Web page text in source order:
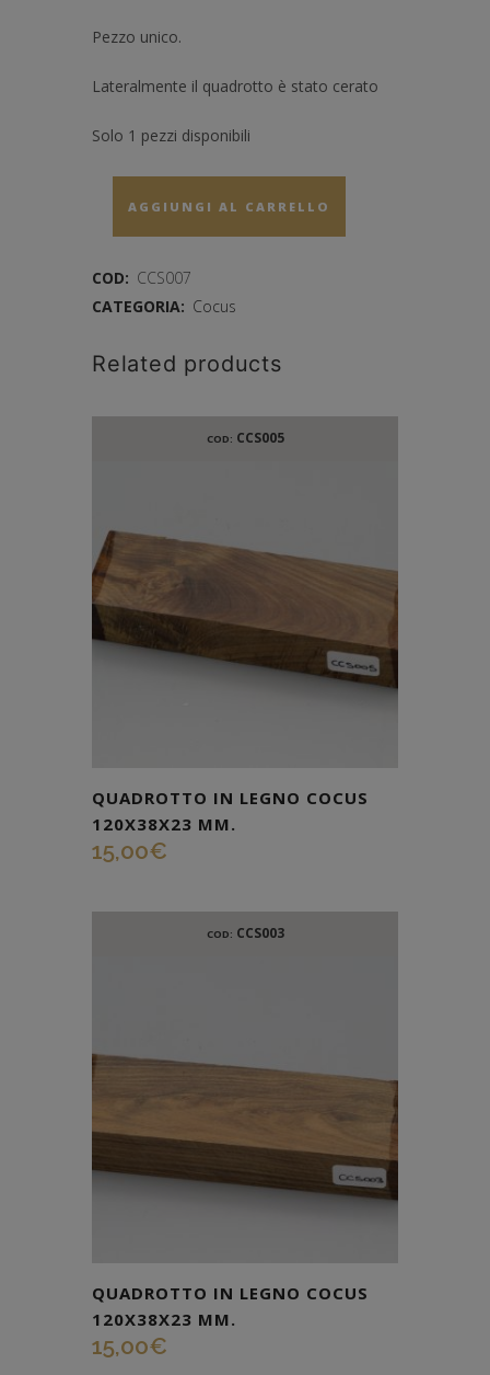
Pezzo unico.
Lateralmente il quadrotto è stato cerato
Solo 1 pezzi disponibili
AGGIUNGI AL CARRELLO
COD: CCS007
CATEGORIA: Cocus
Related products
COD: CCS005
QUADROTTO IN LEGNO COCUS
120X38X23 MM.
15,00€
COD: CCS003
QUADROTTO IN LEGNO COCUS
120X38X23 MM.
15,00€